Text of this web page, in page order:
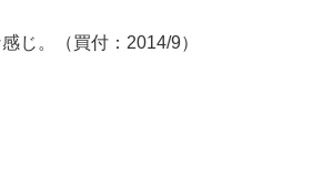
じ。（買付：2014/9）